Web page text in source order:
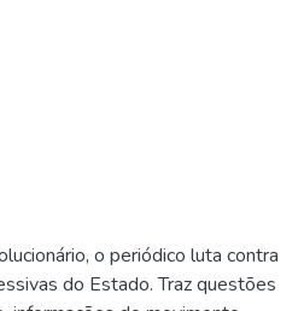
o periódico luta contra
do Estado. Traz questões